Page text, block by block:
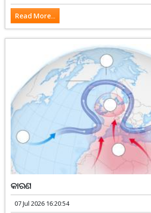
Read More...
କାରଣ
07 Jul 2026 16:20:54